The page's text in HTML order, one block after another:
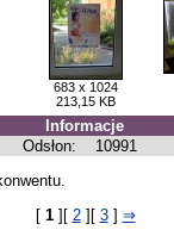
683 x 1024
213,15 KB
Informacje
Odsłon: 10991
[ 1][ 2][ 3] ⇒